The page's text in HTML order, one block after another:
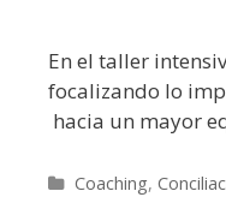
En el taller
focalizando lo
hacia un mayor
Coaching,